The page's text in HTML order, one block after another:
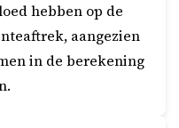
hebben op de
aangezien
in de berekening